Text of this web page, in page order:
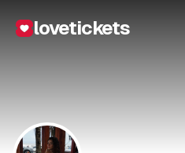
lovetickets